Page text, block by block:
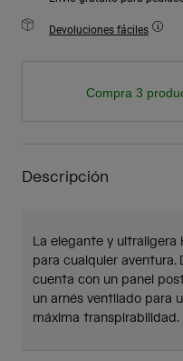
Devoluciones fáciles
Compra 3
Descripción
La elegante y
para cualquier aventura.
cuenta con un panel
un arnés ventilado para
máxima transpirabilidad.